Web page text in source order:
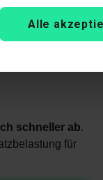
schneller ab.
für
Alle